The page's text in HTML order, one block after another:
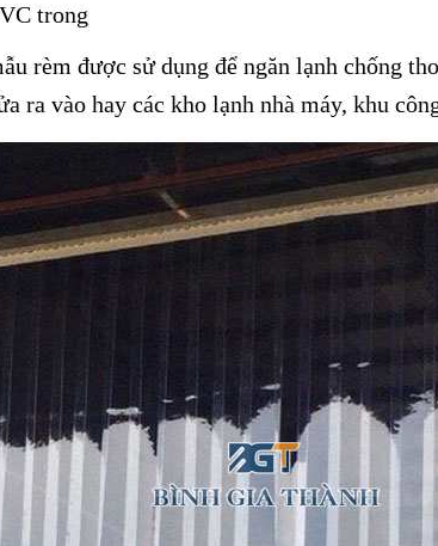
trong
rèm được sử dụng để ngăn lạnh chống
ra vào hay các kho lạnh nhà máy, khu